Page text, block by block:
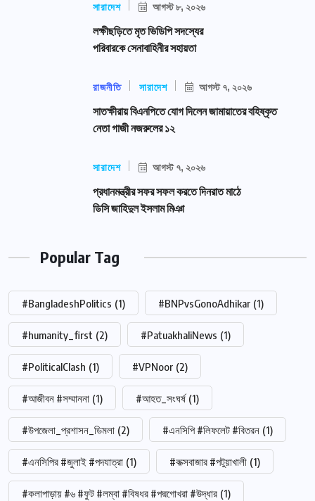
সারাদেশ আগস্ট ৮, ২০২৬
লক্ষীছড়িতে মৃত ভিডিপি সদস্যের
পরিবারকে সেনাবাহিনীর সহায়তা
রাজনীতি সারাদেশ আগস্ট ৭, ২০২৬
সাতক্ষীরায় বিএনপিতে যোগ দিলেন জামায়াতের বহিষ্কৃত
নেতা গাজী নজরুলের ১২
সারাদেশ আগস্ট ৭, ২০২৬
প্রধানমন্ত্রীর সফর সফল করতে দিনরাত মাঠে
ডিসি জাহিদুল ইসলাম মিঞা
Popular Tag
#BangladeshPolitics (1) #BNPvsGonoAdhikar (1)
#humanity_first (2) #PatuakhaliNews (1)
#PoliticalClash (1) #VPNoor (2)
#আজীবন #সম্মাননা (1) #আহত_সংঘর্ষ (1)
#উপজেলা_প্রশাসন_ডিমলা (2) #এনসিপি #লিফলেট #বিতরন (1)
#এনসিপির #জুলাই #পদযাত্রা (1) #কক্সবাজার #পটুয়াখালী (1)
#কলাপাড়ায় #৬ #ফুট #লম্বা #বিষধর #পদ্মগোখরা #উদ্ধার (1)